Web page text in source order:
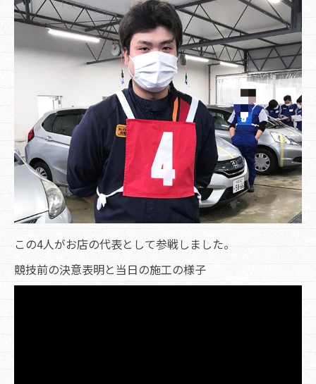
この4人がお店の代表として参戦しました。
競技前の決意表明と当日の施工の様子